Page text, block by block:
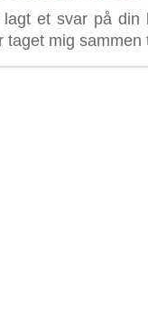
et svar på
taget mig sammen